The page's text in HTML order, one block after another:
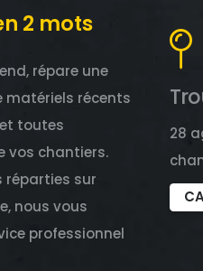
2 mots
répare une
matériels récents
toutes
vos chantiers.
réparties sur
nous vous
professionnel
28